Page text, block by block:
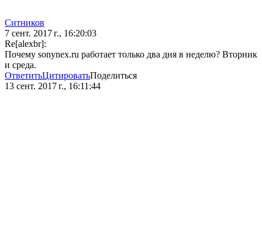
Ситников
7 сент. 2017 г., 16:20:03
Re[alexbr]:
Почему sonynex.ru работает только два дня в неделю? Вторник
и среда.
ОтветитьЦитироватьПоделиться
13 сент. 2017 г., 16:11:44